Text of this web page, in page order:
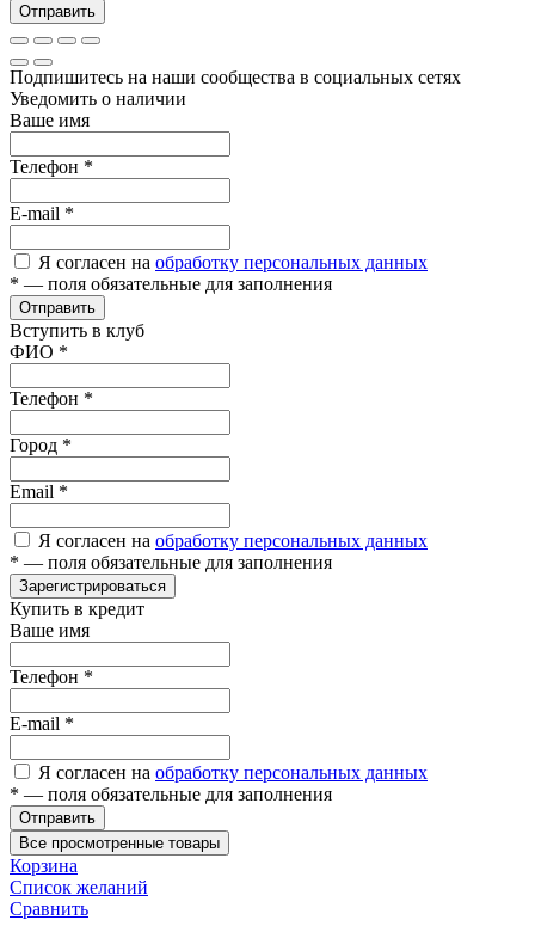
Отправить
Подпишитесь на наши сообщества в социальных сетях
Уведомить о наличии
Ваше имя
Телефон *
E-mail *
Я согласен на обработку персональных данных
* — поля обязательные для заполнения
Отправить
Вступить в клуб
ФИО *
Телефон *
Город *
Email *
Я согласен на обработку персональных данных
* — поля обязательные для заполнения
Зарегистрироваться
Купить в кредит
Ваше имя
Телефон *
E-mail *
Я согласен на обработку персональных данных
* — поля обязательные для заполнения
Отправить
Все просмотренные товары
Корзина
Список желаний
Сравнить